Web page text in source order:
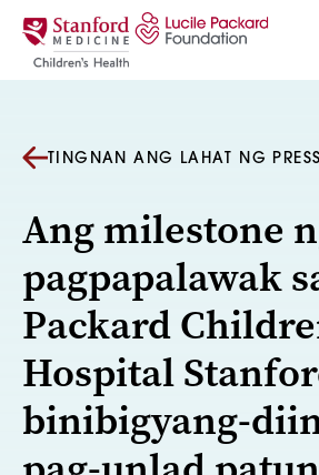
Lumaktaw sa nilalaman
TINGNAN ANG LAHAT NG PRESS
Ang milestone
pagpapalawak
Packard
Hospital
binibigyang-